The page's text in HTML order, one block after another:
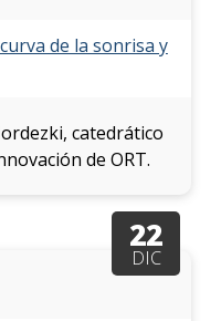
de la sonrisa y
catedrático
de ORT.
22
DIC